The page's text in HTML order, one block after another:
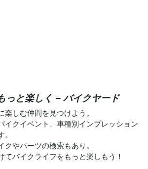
っと楽しく − バイクヤード
しむ仲間を見つけよう。
イクイベント、車種別インプレッション
やパーツの検索もあり。
てバイクライフをもっと楽しもう！